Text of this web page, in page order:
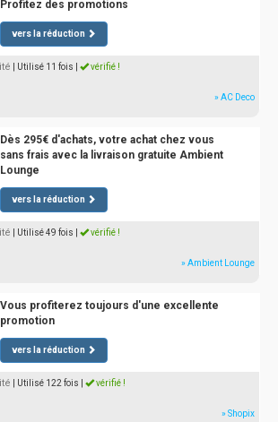
Profitez des promotions
vers la réduction
| Utilisé 11 fois vérifié !
» AC Deco
Dès 295€ d'achats, votre achat chez vous
sans frais avec la livraison gratuite Ambient
Lounge
vers la réduction
| Utilisé 49 fois vérifié !
» Ambient Lounge
Vous profiterez toujours d'une excellente
promotion
vers la réduction
| Utilisé 122 fois vérifié !
» Shopix